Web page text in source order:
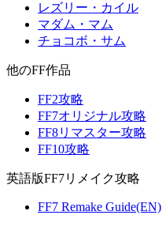
レズリー・カイル
マダム・マム
チョコボ・サム
他のFF作品
FF2攻略
FF7オリジナル攻略
FF8リマスター攻略
FF10攻略
英語版FF7リメイク攻略
FF7 Remake Guide(EN)